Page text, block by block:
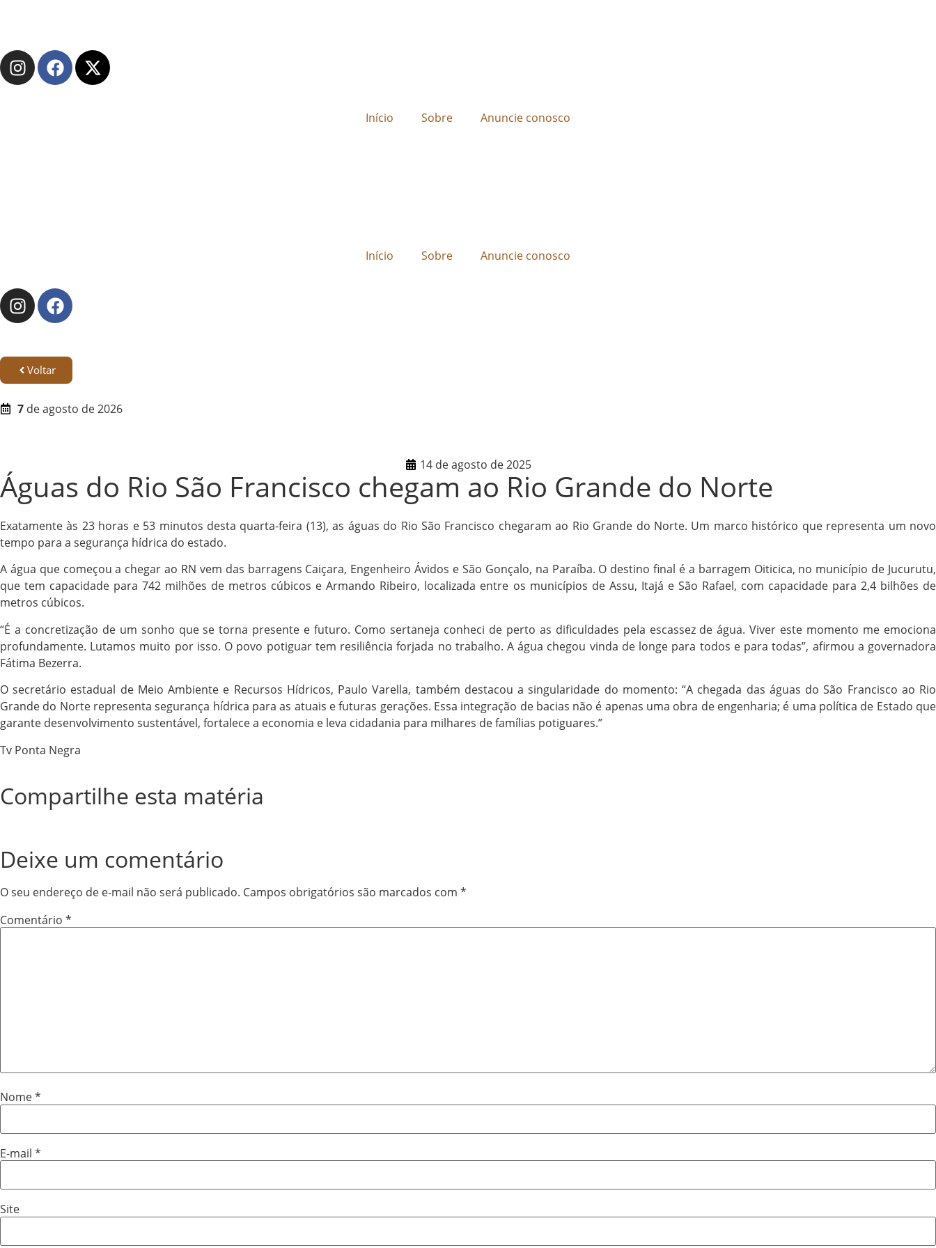
Início Sobre Anuncie conosco
Início Sobre Anuncie conosco
Voltar
7 de agosto de 2026
14 de agosto de 2025
Águas do Rio São Francisco chegam ao Rio Grande do Norte
Exatamente às 23 horas e 53 minutos desta quarta-feira (13), as águas do Rio São Francisco chegaram ao Rio Grande do Norte. Um marco histórico que representa um novo
tempo para a segurança hídrica do estado.
A água que começou a chegar ao RN vem das barragens Caiçara, Engenheiro Ávidos e São Gonçalo, na Paraíba. O destino final é a barragem Oiticica, no município de Jucurutu,
que tem capacidade para 742 milhões de metros cúbicos e Armando Ribeiro, localizada entre os municípios de Assu, Itajá e São Rafael, com capacidade para 2,4 bilhões de
metros cúbicos.
“É a concretização de um sonho que se torna presente e futuro. Como sertaneja conheci de perto as dificuldades pela escassez de água. Viver este momento me emociona
profundamente. Lutamos muito por isso. O povo potiguar tem resiliência forjada no trabalho. A água chegou vinda de longe para todos e para todas”, afirmou a governadora
Fátima Bezerra.
O secretário estadual de Meio Ambiente e Recursos Hídricos, Paulo Varella, também destacou a singularidade do momento: “A chegada das águas do São Francisco ao Rio
Grande do Norte representa segurança hídrica para as atuais e futuras gerações. Essa integração de bacias não é apenas uma obra de engenharia; é uma política de Estado que
garante desenvolvimento sustentável, fortalece a economia e leva cidadania para milhares de famílias potiguares.”
Tv Ponta Negra
Compartilhe esta matéria
Deixe um comentário
O seu endereço de e-mail não será publicado. Campos obrigatórios são marcados com *
Comentário *
Nome*
E-mail *
Site